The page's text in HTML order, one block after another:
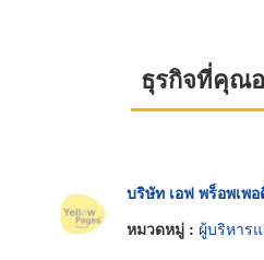
ธุรกิจที่คุณ
บริษัท เอฟ พร็อพเพ
หมวดหมู่ : ผู้บริหาร